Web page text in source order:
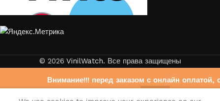
Внимание!!! перед заказом с онлайн оплатой,
© 2026 VinilWatch. Все права защищены